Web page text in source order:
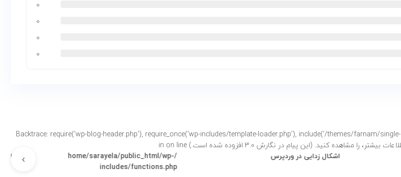
۰
۰
۰
۰
فراخوانی شد. نباید دسترسی مستقیم به خصوصیات محصول صورت گیرد. Backtrace: require('wp-blog-header.php'), require_once('wp-includes/template-loader.php'), include('/themes/farnam/single-
را مشاهده کنید. (این پیام در نگارش 3.0 افزوده شده است.) in
on line
/home/sarayela/public_html/wp-
۵۸۳۳ ›